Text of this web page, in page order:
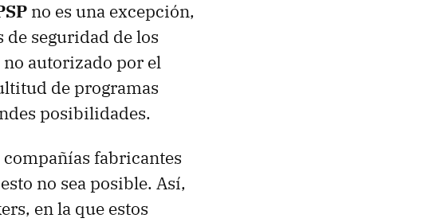
no es una excepción,
seguridad de los
autorizado por el
de programas
posibilidades.
compañías fabricantes
no sea posible. Así,
en la que estos